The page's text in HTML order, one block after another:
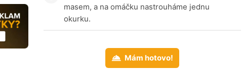
masem, a na omáčku nastrouháme jednu
okurku.
Mám hotovo!